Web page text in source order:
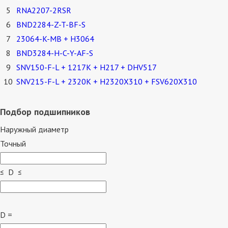
5
RNA2207-2RSR
6
BND2284-Z-T-BF-S
7
23064-K-MB + H3064
8
BND3284-H-C-Y-AF-S
9 SNV150-F-L + 1217K + H217 + DHV517
10 SNV215-F-L + 2320K + H2320X310 + FSV620X310
Подбор подшипников
Наружный диаметр
Точный
≤ D ≤
D =